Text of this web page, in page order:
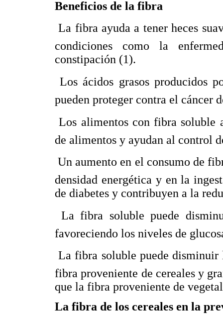
Beneficios de la fibra
 La fibra ayuda a tener heces
condiciones como la
constipación (1).
 Los ácidos grasos
pueden proteger contra el cáncer
 Los alimentos con fibra
de alimentos y ayudan al control
 Un aumento en el consumo de
densidad energética y en la
de diabetes y contribuyen a la
 La fibra soluble puede
favoreciendo los niveles de
 La fibra soluble puede
fibra proveniente de cereales y
que la fibra proveniente de
La fibra de los cereales en la